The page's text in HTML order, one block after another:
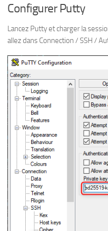
Configurer Putty
Lancez Putty et charger la
allez dans Connection / SSH /